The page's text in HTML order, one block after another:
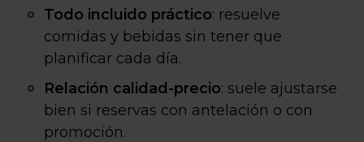
Todo incluido práctico: resuelve
comidas y bebidas sin tener que
planificar cada día.
Relación calidad-precio: suele ajustarse
bien si reservas con antelación o con
promoción.